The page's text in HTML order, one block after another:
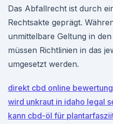
Das Abfallrecht ist durch
Rechtsakte geprägt.
unmittelbare Geltung in
müssen Richtlinien in das
umgesetzt werden.
direkt cbd online
wird unkraut in idaho legal
kann cbd-öl für